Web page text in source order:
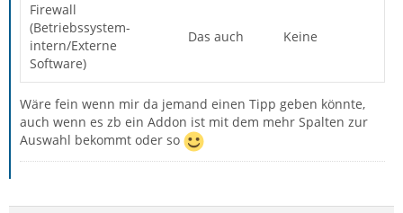
Firewall
(Betriebssystem-
intern/Externe
Software)
Das auch Keine
Wäre fein wenn mir da jemand einen Tipp geben könnte,
auch wenn es zb ein Addon ist mit dem mehr Spalten zur
Auswahl bekommt oder so